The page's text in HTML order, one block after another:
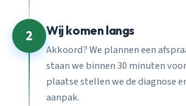
2 Wij komen langs
Akkoord? We plannen een
staan we binnen 30 minuten
plaatse stellen we de diagnose
aanpak.